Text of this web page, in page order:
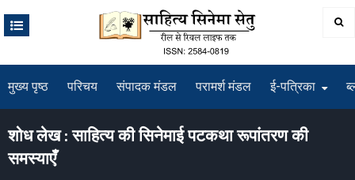
मुख्य पृष्ठ परिचय संपादक मंडल परामर्श मंडल ई-पत्रिका
शोध लेख : साहित्य की सिनेमाई पटकथा रूपांतरण की
समस्याएँ